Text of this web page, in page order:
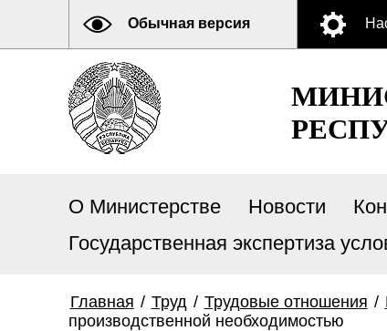
Обычная версия
О Министерстве Новости
Государственная экспертиза
Главная / Труд / Трудовые отношения /
производственной необходимостью